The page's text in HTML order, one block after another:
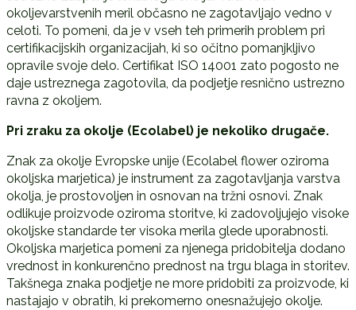
okoljevarstvenih meril občasno ne zagotavljajo vedno v
celoti. To pomeni, da je v vseh teh primerih problem pri
certifikacijskih organizacijah, ki so očitno pomanjkljivo
opravile svoje delo. Certifikat ISO 14001 zato pogosto ne
daje ustreznega zagotovila, da podjetje resnično ustrezno
ravna z okoljem.
Pri zraku za okolje (Ecolabel) je nekoliko drugače.
Znak za okolje Evropske unije (Ecolabel flower oziroma
okoljska marjetica) je instrument za zagotavljanja varstva
okolja, je prostovoljen in osnovan na tržni osnovi. Znak
odlikuje proizvode oziroma storitve, ki zadovoljujejo visoke
okoljske standarde ter visoka merila glede uporabnosti.
Okoljska marjetica pomeni za njenega pridobitelja dodano
vrednost in konkurenčno prednost na trgu blaga in storitev.
Takšnega znaka podjetje ne more pridobiti za proizvode, ki
nastajajo v obratih, ki prekomerno onesnažujejo okolje.